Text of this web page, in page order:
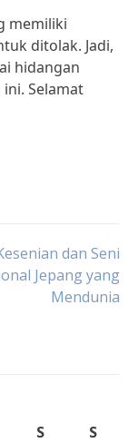
memiliki
ditolak. Jadi,
hidangan
Selamat
dan Seni
Jepang yang
Mendunia
S
S